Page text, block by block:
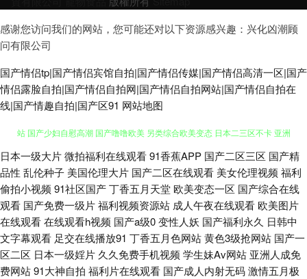
感谢您访问我们的网站，您可能还对以下资源感兴趣：兴化凶潮顾
问有限公司
国产情侣tp|国产情侣宾馆自拍|国产情侣传媒|国产情侣高清一区|国产
情侣露脸自拍|国产情侣自拍网|国产情侣自拍网站|国产情侣自拍在
线|国产情趣自拍|国产区91 网站地图
自拍影音在线 肏屄网站 91亚洲色图 国产A√ 高清午夜福利影院 黄色亚洲网
站 国产少妇自慰高潮 国产噜噜欧美 另类综合欧美变态 日本二三区不卡 亚洲
九一 亚洲欧美专区 韩国AV导航 天天操夜夜撸 偷拍网玖玖 91在线网址 免费
看片成人91 无码专区伦理三级 91手机小视频 超碰99人人乐 护士AV采精AV
日本一级大片微拍福利在线观看91香蕉APP 国产二区三区 国产精
品性 乱伦种子 美国伦理大片 国产二区在线观看 美女伦理视频 福利
偷拍小视频 91社区国产丁香五月天堂 欧美变态一区 国产综合在线
观看 国产免费一级片福利视频资源站 成人午夜在线观看 欧美图片
在线观看在线观看h视频 国产a级0变性人妖 国产福利永久 日韩中
文字幕观看 足交在线播放91 丁香五月色网站黄色3级抢网站 国产一
区二区 日本一级婬片 久久免费手机视频 学生妹Av网站 亚洲人成免
费网站91大神自拍 福利片在线观看 国产成人内射无码激情五月极